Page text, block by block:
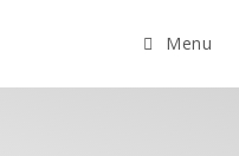
Menu